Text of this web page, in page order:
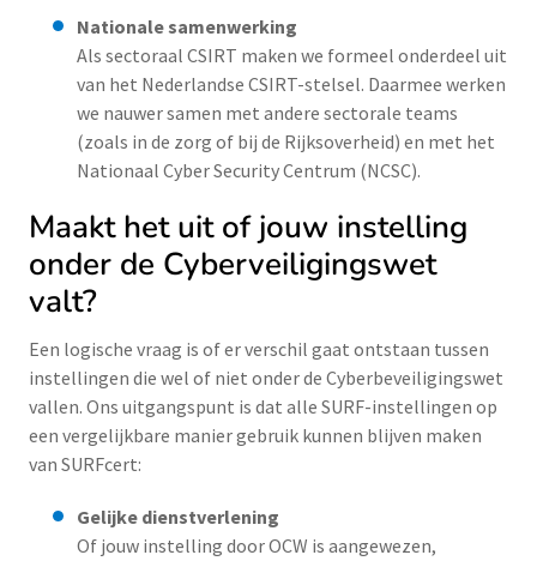
Nationale samenwerking
Als sectoraal CSIRT maken we formeel onderdeel uit
van het Nederlandse CSIRT-stelsel. Daarmee werken
we nauwer samen met andere sectorale teams
(zoals in de zorg of bij de Rijksoverheid) en met het
Nationaal Cyber Security Centrum (NCSC).
Maakt het uit of jouw instelling
onder de Cyberveiligingswet
valt?
Een logische vraag is of er verschil gaat ontstaan tussen
instellingen die wel of niet onder de Cyberbeveiligingswet
vallen. Ons uitgangspunt is dat alle SURF-instellingen op
een vergelijkbare manier gebruik kunnen blijven maken
van SURFcert:
Gelijke dienstverlening
Of jouw instelling door OCW is aangewezen,